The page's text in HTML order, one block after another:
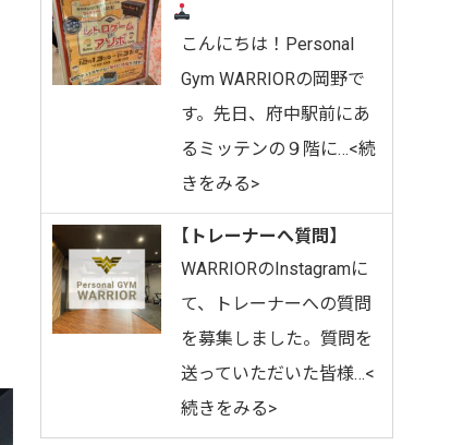
こんにちは！Personal
Gym WARRIORの岡野で
す。先日、府中駅前にあ
るミッテンの９階に…<続
きをみる>
【トレーナーへ質問】
WARRIORのInstagramに
て、トレーナーへの質問
を募集しました。質問を
送っていただいた皆様…<
続きをみる>